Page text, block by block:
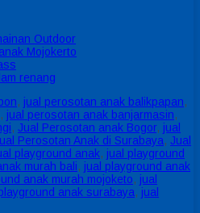
Outdoor
Mojokerto
renang
, jual perosotan anak balikpapan,
, jual perosotan anak banjarmasin,
, Jual Perosotan anak Bogor, jual
Perosotan Anak di Surabaya, Jual
playground anak, jual playground
murah bali, jual playground anak
anak murah mojoketo, jual
anak surabaya, jual